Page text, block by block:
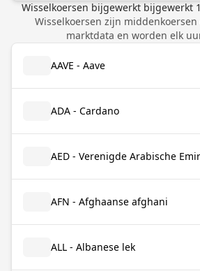
Wisselkoersen bijgewerkt bijgewerkt
Wisselkoersen zijn
marktdata en worden elk
AAVE - Aave
ADA - Cardano
AED - Verenigde Arabische
AFN - Afghaanse afghani
ALL - Albanese lek